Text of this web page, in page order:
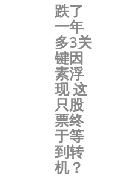
跌了
一年
多3关
键因
素浮
现 这
只股
票终
于等
到转
机？